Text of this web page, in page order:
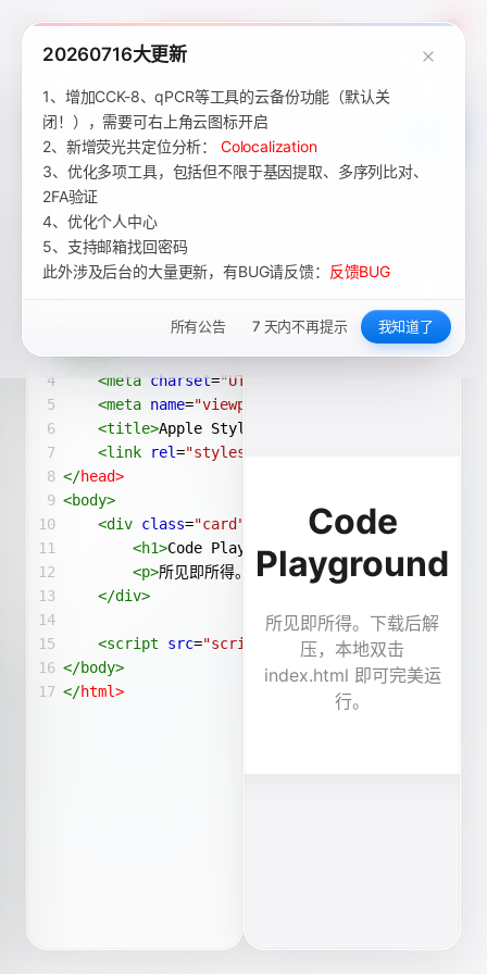
Academic Tools 4
20260716大更新
1、增加CCK-8、qPCR等工具的云备份功能（默认关
闭！），需要可右上角云图标开启
2、新增荧光共定位分析： Colocalization
3、优化多项工具，包括但不限于基因提取、多序列比对、
2FA验证
4、优化个人中心
5、支持邮箱找回密码
此外涉及后台的大量更新，有BUG请反馈： 反馈BUG
所有公告 7 天内不再提示 我知道了